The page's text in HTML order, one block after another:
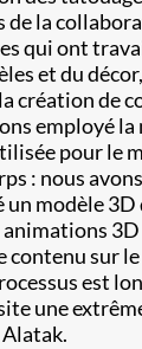
de la
qui ont
et du
création de
employé la
pour le
: nous
un modèle 3D
3D
contenu sur
est
une